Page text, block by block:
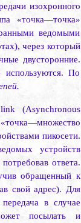
изохронного
«точка—точка»
ведомыми
через который
двусторонние.
По
link (Asynchronous
пикосети.
устройств
ответа.
обращенный к
свой адрес). Для
в случае
посылать и